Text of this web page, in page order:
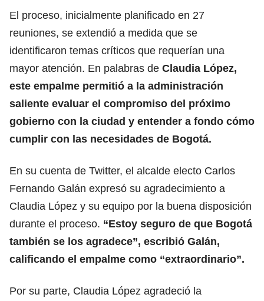
El proceso, inicialmente planificado en 27
reuniones, se extendió a medida que se
identificaron temas críticos que requerían una
mayor atención. En palabras de Claudia López,
este empalme permitió a la administración
saliente evaluar el compromiso del próximo
gobierno con la ciudad y entender a fondo cómo
cumplir con las necesidades de Bogotá.
En su cuenta de Twitter, el alcalde electo Carlos
Fernando Galán expresó su agradecimiento a
Claudia López y su equipo por la buena disposición
durante el proceso. “Estoy seguro de que Bogotá
también se los agradece”, escribió Galán,
calificando el empalme como “extraordinario”.
Por su parte, Claudia López agradeció la